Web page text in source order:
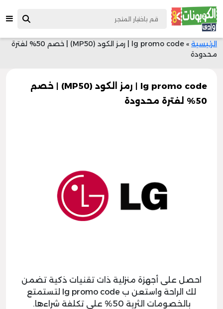
الرئيسية »
lg promo code | رمز الكود (MP50) | خصم 50% لفترة
محدودة
lg promo code | رمز الكود (MP50) | خصم
50% لفترة محدودة
احصل على أجهزة منزلية ذات تقنيات ذكية تضمن
لك الراحة واستعن ب lg promo code لتستمتع
بالخصومات الثرية 50% على تكلفة شراءها.